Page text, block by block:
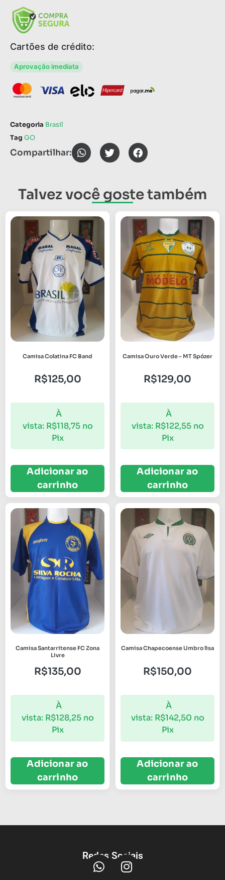
Cartões de crédito:
Aprovação imediata
Categoria Brasil
Tag GO
Compartilhar:
Talvez você goste também
Camisa Colatina FC Band
R$125,00
À
vista: R$118,75 no
Pix
Adicionar ao
carrinho
Camisa Ouro Verde – MT Spózer
R$129,00
À
vista: R$122,55 no
Pix
Adicionar ao
carrinho
Camisa Santarritense FC Zona
Livre
R$135,00
À
vista: R$128,25 no
Pix
Adicionar ao
carrinho
Camisa Chapecoense Umbro lisa
R$150,00
À
vista: R$142,50 no
Pix
Adicionar ao
carrinho
Redes Sociais